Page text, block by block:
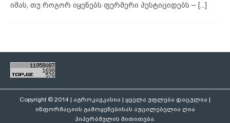
იმას, თუ როგორ იყენებს ფერმერი პესტიციდებს – [...]
Copyright © 2014 | აგროკავკასია | ყველა უფლება დაცულია |
ინფორმაციის გამოყენებისას აუცილებელია ღია
ჰიპერბმულის მითითება.